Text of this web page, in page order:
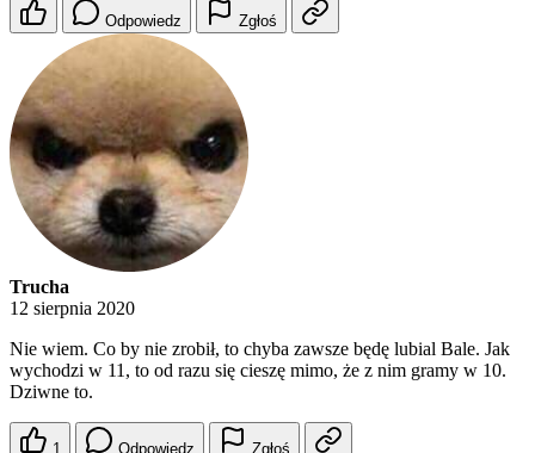
Odpowiedz Zgłoś
Trucha
12 sierpnia 2020
Nie wiem. Co by nie zrobił, to chyba zawsze będę lubial Bale. Jak
wychodzi w 11, to od razu się cieszę mimo, że z nim gramy w 10.
Dziwne to.
1 Odpowiedz Zgłoś